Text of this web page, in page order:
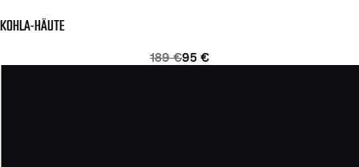
KOHLA-HÄUTE
189 €95 €